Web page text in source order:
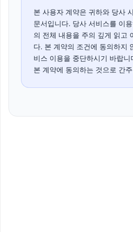
본 사용자 계약은 귀하와 당사
문서입니다. 당사 서비스를 이
의 전체 내용을 주의 깊게 읽고
다. 본 계약의 조건에 동의하지
비스 이용을 중단하시기 바랍니
본 계약에 동의하는 것으로 간